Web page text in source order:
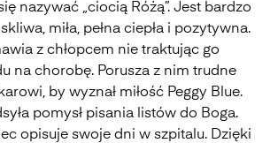
nazywać „ciocią Różą”. Jest bardzo
miła, pełna ciepła i pozytywna.
z chłopcem nie traktując go
na chorobę. Porusza z nim trudne
by wyznał miłość Peggy Blue.
pomysł pisania listów do Boga.
opisuje swoje dni w szpitalu. Dzięki